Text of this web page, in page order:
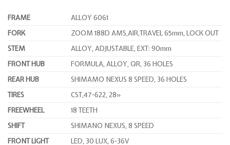
FRAME
ALLOY 6061
FORK
ZOOM 188D AMS,AIR,TRAVEL 65mm, LOCK OUT
STEM
ALLOY, ADJUSTABLE, EXT: 90mm
FRONT HUB
FORMULA, ALLOY, QR, 36 HOLES
REAR HUB
SHIMAMO NEXUS 8 SPEED, 36 HOLES
TIRES
CST,47-622, 28»
FREEWHEEL
18 TEETH
SHIFT
SHIMANO NEXUS, 8 SPEED
FRONT LIGHT
LED, 30 LUX, 6-36V